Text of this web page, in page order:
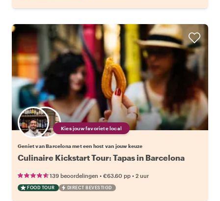
Kies jouw favoriete local
Geniet van Barcelona met een host van jouw keuze
Culinaire Kickstart Tour: Tapas in Barcelona
139 beoordelingen • €63.60 pp • 2 uur
FOOD TOUR DIRECT BEVESTIGD